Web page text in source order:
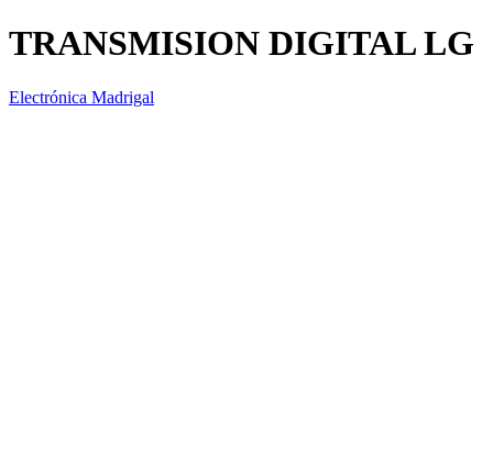
TRANSMISION DIGITAL LG
Electrónica Madrigal